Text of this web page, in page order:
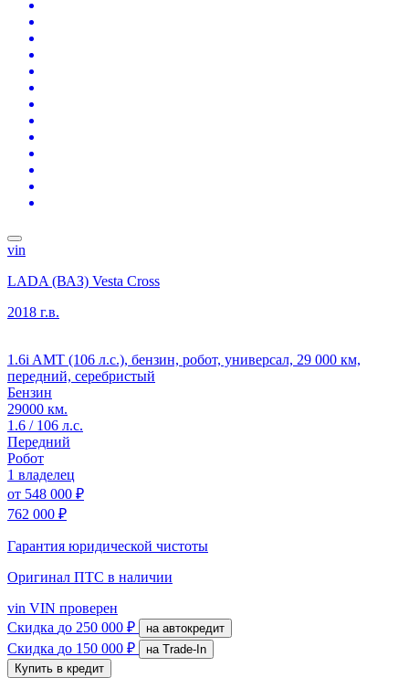
vin
LADA (ВАЗ) Vesta Cross
2018 г.в.
1.6i AMT (106 л.с.), бензин, робот, универсал, 29 000 км,
передний, серебристый
Бензин
29000 км.
1.6 / 106 л.с.
Передний
Робот
1 владелец
от 548 000 ₽
762 000 ₽
Гарантия юридической чистоты
Оригинал ПТС в наличии
vin VIN проверен
Скидка до 250 000 ₽ на автокредит
Скидка до 150 000 ₽
на Trade-In
Купить в кредит